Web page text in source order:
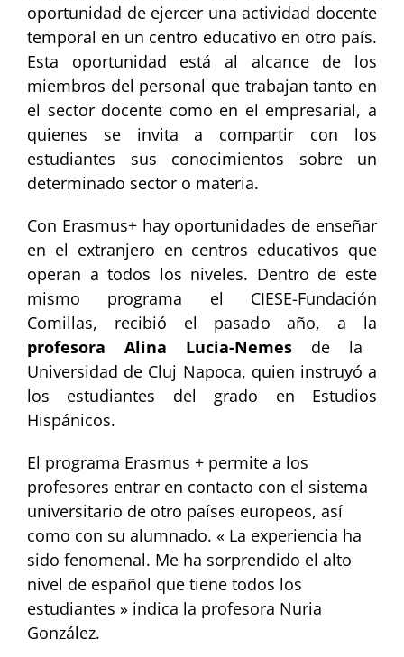
oportunidad de ejercer una actividad docente
temporal en un centro educativo en otro país.
Esta oportunidad está al alcance de los
miembros del personal que trabajan tanto en
el sector docente como en el empresarial, a
quienes se invita a compartir con los
estudiantes sus conocimientos sobre un
determinado sector o materia.
Con Erasmus+ hay oportunidades de enseñar
en el extranjero en centros educativos que
operan a todos los niveles. Dentro de este
mismo programa el CIESE-Fundación
Comillas, recibió el pasado año, a la
profesora Alina Lucia-Nemes de la
Universidad de Cluj Napoca, quien instruyó a
los estudiantes del grado en Estudios
Hispánicos.
El programa Erasmus + permite a los
profesores entrar en contacto con el sistema
universitario de otro países europeos, así
como con su alumnado. « La experiencia ha
sido fenomenal. Me ha sorprendido el alto
nivel de español que tiene todos los
estudiantes » indica la profesora Nuria
González.